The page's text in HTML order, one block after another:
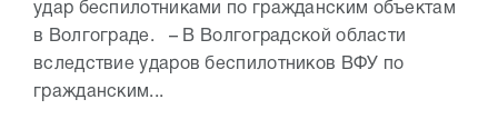
удар беспилотниками по гражданским объектам
в Волгограде. – В Волгоградской области
вследствие ударов беспилотников ВФУ по
гражданским...